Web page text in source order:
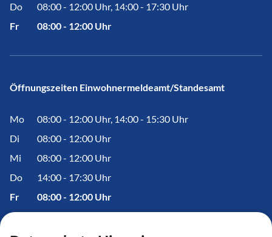
Do
08:00 - 12:00 Uhr, 14:00 - 17:30 Uhr
Fr
08:00 - 12:00 Uhr
Öffnungszeiten Einwohnermeldeamt/Standesamt
Mo
08:00 - 12:00 Uhr, 14:00 - 15:30 Uhr
Di
08:00 - 12:00 Uhr
Mi
08:00 - 12:00 Uhr
Do
14:00 - 17:30 Uhr
Fr
08:00 - 12:00 Uhr